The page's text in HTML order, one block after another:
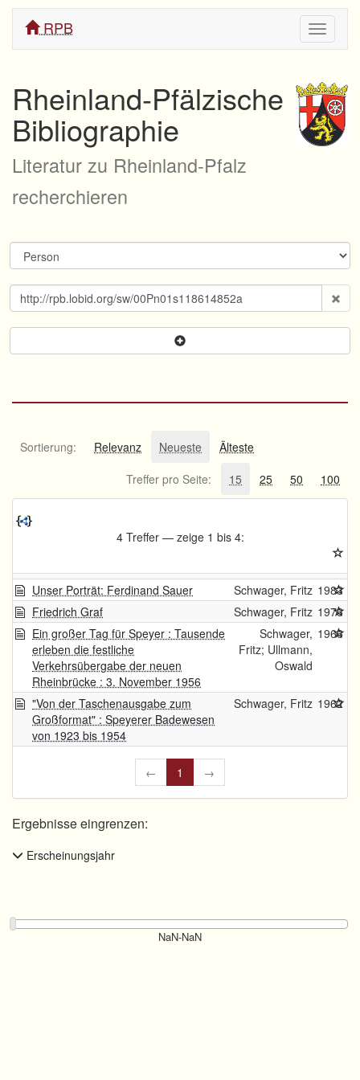
ein/
RPB
Rheinland-Pfälzische
Bibliographie
Literatur zu Rheinland-Pfalz
recherchieren
Sortierung: Relevanz Neueste
Älteste
Treffer pro Seite:
15 25 50 100
4 Treffer — zeige 1 bis 4:
Unser Porträt: Ferdinand Sauer Schwager, Fritz 1983
Friedrich Graf
Schwager, Fritz 1976
Ein großer Tag für Speyer : Tausende
erleben die festliche
Verkehrsübergabe der neuen
Rheinbrücke : 3. November 1956
Schwager,
Fritz; Ullmann,
Oswald
1966
"Von der Taschenausgabe zum
Großformat" : Speyerer Badewesen
von 1923 bis 1954
Schwager, Fritz 1962
← 1 →
Ergebnisse eingrenzen:
Erscheinungsjahr